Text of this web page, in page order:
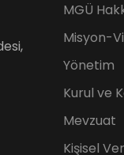
MGÜ
Misyon-
Yönetim
Kurul ve
Mevzuat
Kişisel